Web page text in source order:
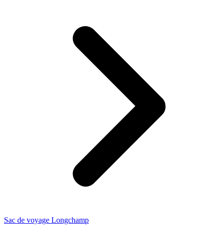
Sac de voyage Longchamp